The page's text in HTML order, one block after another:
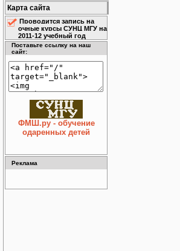
Карта сайта
Проводится запись на
очные курсы СУНЦ МГУ на
2011-12 учебный год
Поставьте ссылку на наш
сайт:
ФМШ.ру - обучение
одаренных детей
Реклама